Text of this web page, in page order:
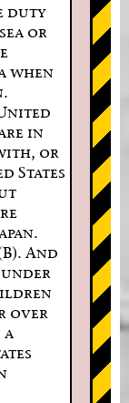
duty
or
when
in
or
States
And
under
over